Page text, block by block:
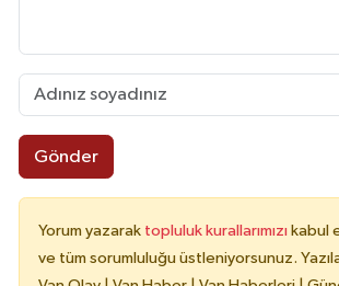
Gönder
Yorum yazarak topluluk kurallarımızı kabul
ve tüm sorumluluğu üstleniyorsunuz.